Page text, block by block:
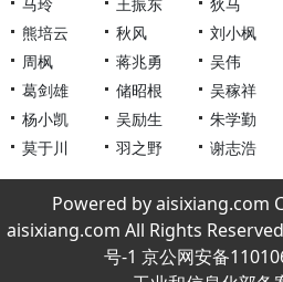
熊培云
秋风 刘小枫
周枫
蒋兆勇 吴伟
葛剑雄
储昭根 吴稼祥
杨小凯
吴励生 朱学勤
莫于川
羽之野 谢志浩
Powered by aisixiang.com
aisixiang.com All Rights
号-1 京公网安备